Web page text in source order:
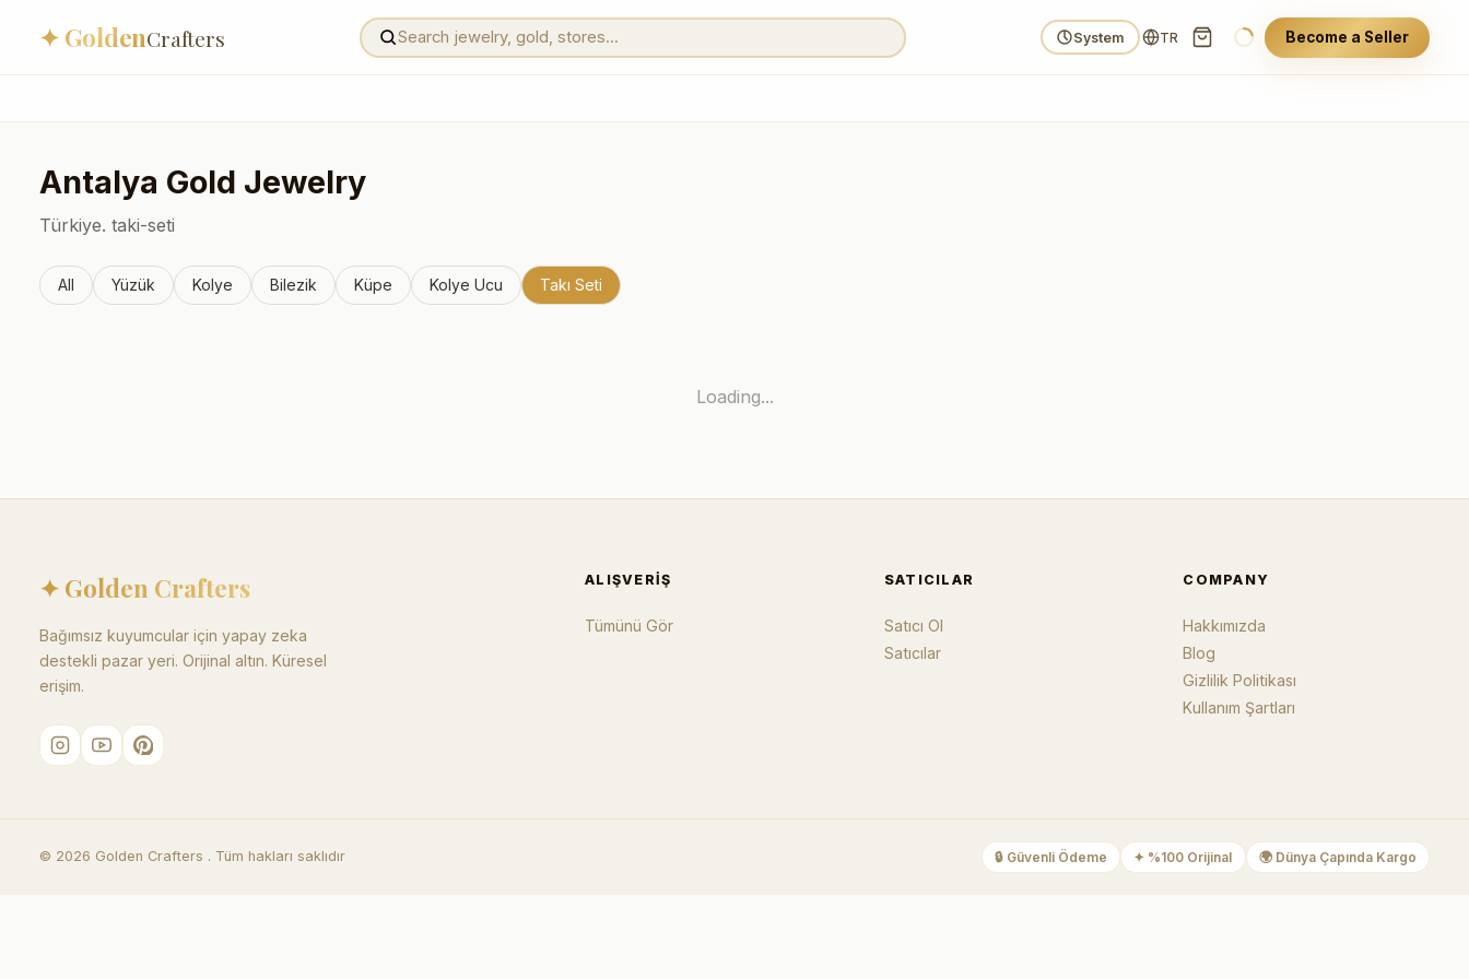
✦ GoldenCrafters System TR Become a Seller
Antalya Gold Jewelry
Türkiye. taki-seti
All Yüzük Kolye Bilezik Küpe Kolye Ucu Takı Seti
Loading...
✦ Golden Crafters
Bağımsız kuyumcular için yapay zeka
destekli pazar yeri. Orijinal altın. Küresel
erişim.
ALIŞVERIŞ
Tümünü Gör
SATICILAR
Satıcı Ol
Satıcılar
COMPANY
Hakkımızda
Blog
Gizlilik Politikası
Kullanım Şartları
© 2026 Golden Crafters . Tüm hakları saklıdır 🔒 Güvenli Ödeme ✦ %100 Orijinal 🌍 Dünya Çapında Kargo